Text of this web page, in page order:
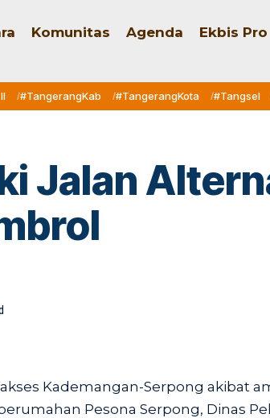
Komunitas Agenda Ekbis Pro
#TangerangKab #TangerangKota #Tangsel
Jalan
Kademangan-Serpong akibat
Pesona Serpong, Dinas